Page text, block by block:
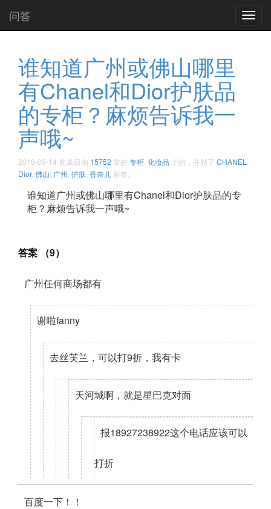
问答
谁知道广州或佛山哪里
有Chanel和Dior护肤品
的专柜？麻烦告诉我一
声哦~
2016-09-14 此条目由 15752 发在 专柜 化妆品 上的，并贴了 CHANEL
Dior, 佛山 广州 护肤 香奈儿标签。
谁知道广州或佛山哪里有Chanel和Dior护肤品的专
柜？麻烦告诉我一声哦~
答案 （9）
广州任何商场都有
谢啦fanny
去丝芙兰，可以打9折，我有卡
天河城啊，就是星巴克对面
报18927238922这个电话应该可以
打折
百度一下！！